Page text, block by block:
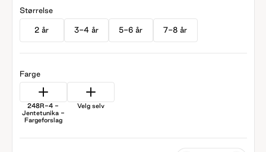
Størrelse
2 år 3-4 år 5-6 år 7-8 år
Farge
248R-4 -
Jentetunika -
Fargeforslag
Velg selv